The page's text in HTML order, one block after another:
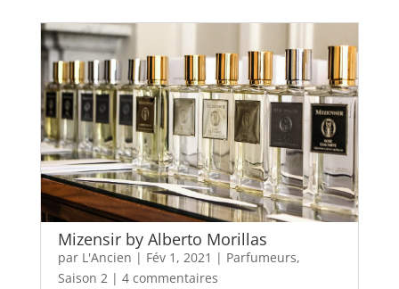
Mizensir by Alberto Morillas
par L'Ancien | Fév 1, 2021 | Parfumeurs,
Saison 2| 4 commentaires